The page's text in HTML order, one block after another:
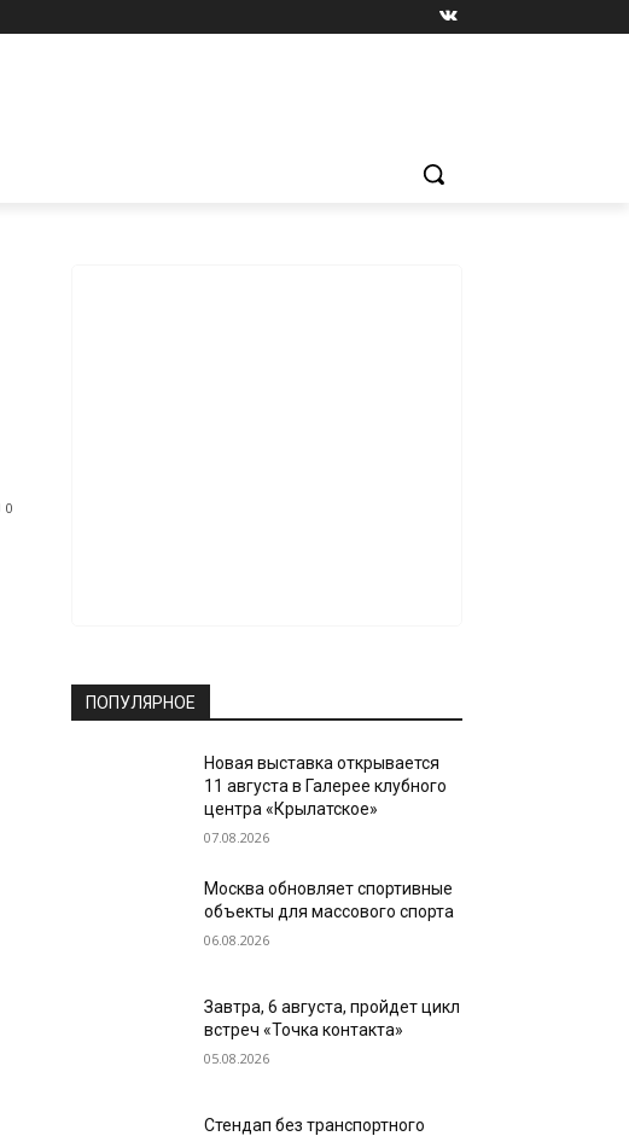
0
ПОПУЛЯРНОЕ
Новая выставка открывается
11 августа в Галерее клубного
центра «Крылатское»
07.08.2026
Москва обновляет спортивные
объекты для массового спорта
06.08.2026
Завтра, 6 августа, пройдет цикл
встреч «Точка контакта»
05.08.2026
Стендап без транспортного